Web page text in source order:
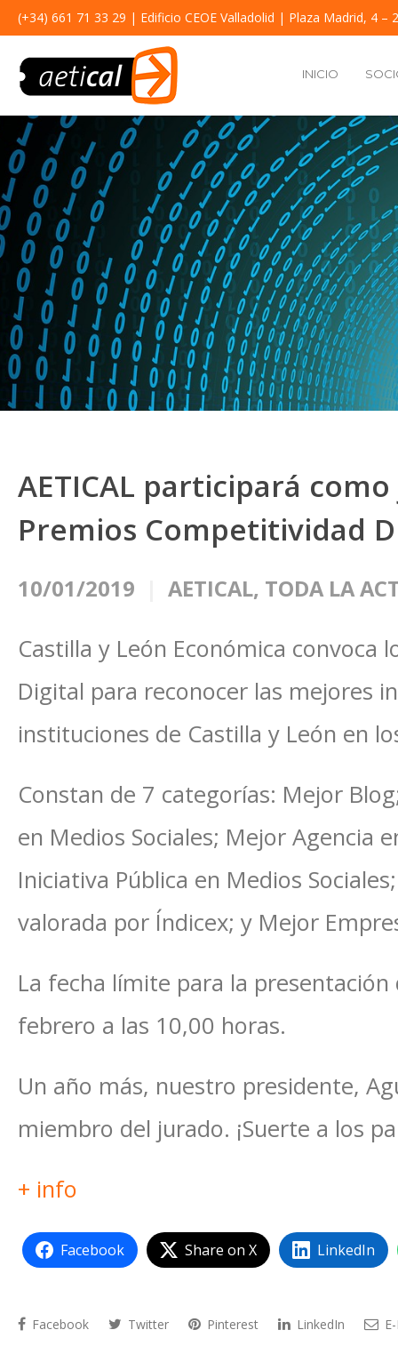
(+34) 661 71 33 29 | Edificio CEOE Valladolid | Plaza Madrid, 4 –
INICIO
AETICAL participará
Premios Competitividad
10/01/2019 AETICAL, TODA LA
Castilla y León Económica convoca
Digital para reconocer las mejores
instituciones de Castilla y León en
Constan de 7 categorías: Mejor
en Medios Sociales; Mejor Agencia
Iniciativa Pública en Medios
valorada por Índicex; y Mejor
La fecha límite para la
febrero a las 10,00 horas.
Un año más, nuestro presidente,
miembro del jurado. ¡Suerte a los
+ info
Facebook Share on X LinkedIn
Facebook Twitter Pinterest LinkedIn